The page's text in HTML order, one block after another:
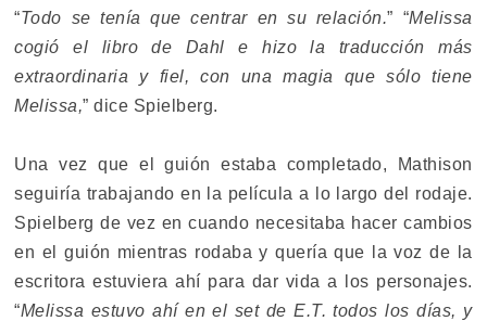
“Todo se tenía que centrar en su relación.” “Melissa
cogió el libro de Dahl e hizo la traducción más
extraordinaria y fiel, con una magia que sólo tiene
Melissa,” dice Spielberg.
Una vez que el guión estaba completado, Mathison
seguiría trabajando en la película a lo largo del rodaje.
Spielberg de vez en cuando necesitaba hacer cambios
en el guión mientras rodaba y quería que la voz de la
escritora estuviera ahí para dar vida a los personajes.
“Melissa estuvo ahí en el set de E.T. todos los días, y